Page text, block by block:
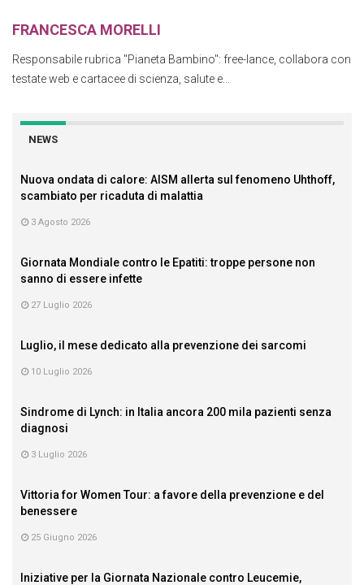
FRANCESCA MORELLI
Responsabile rubrica "Pianeta Bambino": free-lance, collabora con
testate web e cartacee di scienza, salute e...
NEWS
Nuova ondata di calore: AISM allerta sul fenomeno Uhthoff,
scambiato per ricaduta di malattia
3 Agosto 2026
Giornata Mondiale contro le Epatiti: troppe persone non
sanno di essere infette
27 Luglio 2026
Luglio, il mese dedicato alla prevenzione dei sarcomi
10 Luglio 2026
Sindrome di Lynch: in Italia ancora 200 mila pazienti senza
diagnosi
3 Luglio 2026
Vittoria for Women Tour: a favore della prevenzione e del
benessere
25 Giugno 2026
Iniziative per la Giornata Nazionale contro Leucemie,